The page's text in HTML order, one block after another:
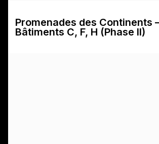
Promenades des Continents
Bâtiments C, F, H (Phase II)